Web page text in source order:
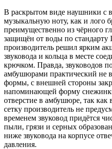
В раскрытом виде наушники с
музыкальную ноту, как и лого
преимущественно из чёрного
защищён от воды по стандарту
производитель решил ярким
звуковода и кольца в месте
крючком. Правда, звуководов
амбушюрами практический не
формы, с внешней стороны
напоминающей форму
отверстие в амбушюре, так как
сетку производитель не
временем звуковод придётся
пыли, грязи и серных
ниже звуковода на корпусе
давления.